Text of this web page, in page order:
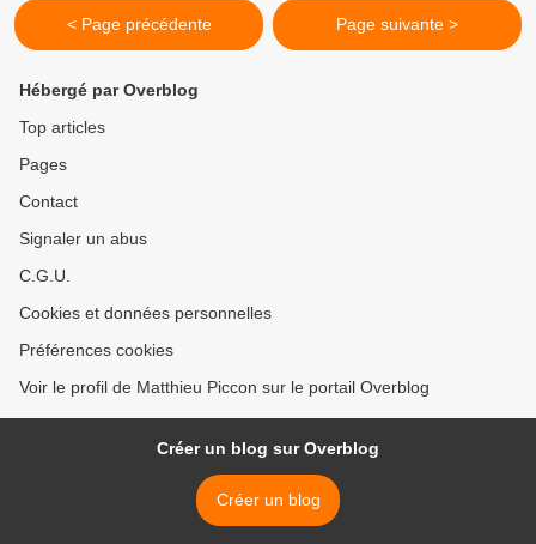
< Page précédente Page suivante >
Hébergé par Overblog
Top articles
Pages
Contact
Signaler un abus
C.G.U.
Cookies et données personnelles
Préférences cookies
Voir le profil de Matthieu Piccon sur le portail Overblog
Créer un blog sur Overblog
Créer un blog